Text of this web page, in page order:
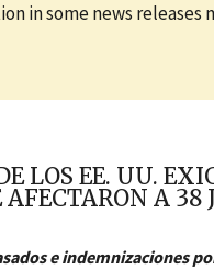
in some news
LOS EE. UU.
A 38
e indemnizaciones